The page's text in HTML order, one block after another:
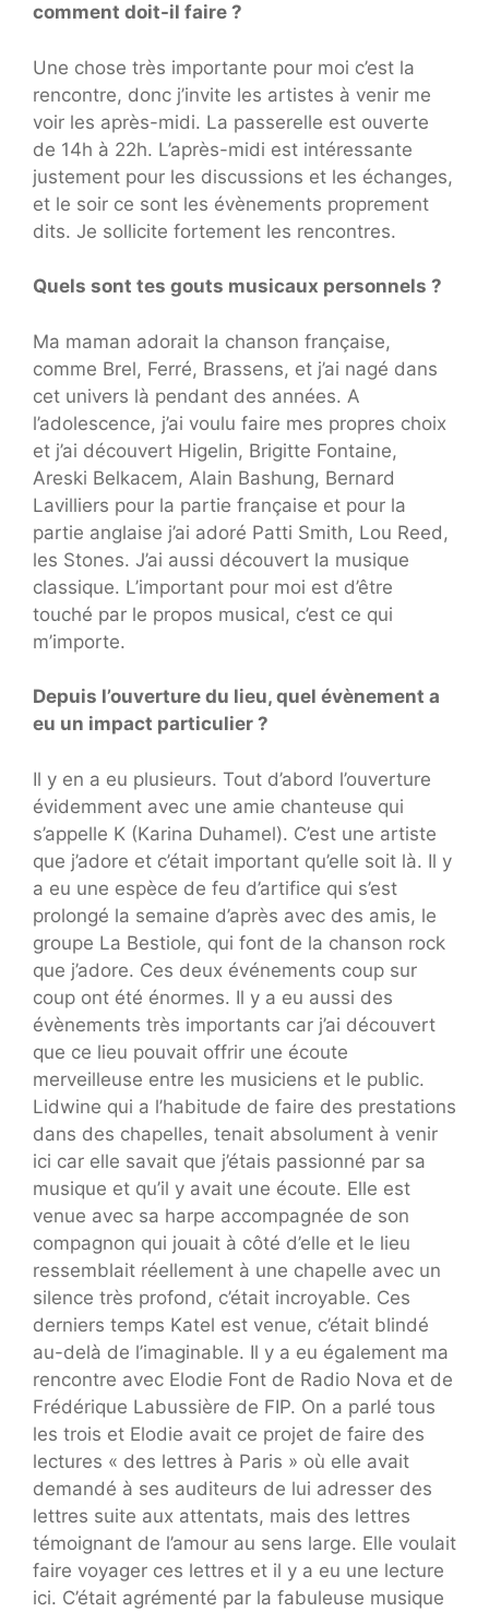
comment doit-il faire ?
Une chose très importante pour moi c’est la
rencontre, donc j’invite les artistes à venir me
voir les après-midi. La passerelle est ouverte
de 14h à 22h. L’après-midi est intéressante
justement pour les discussions et les échanges,
et le soir ce sont les évènements proprement
dits. Je sollicite fortement les rencontres.
Quels sont tes gouts musicaux personnels ?
Ma maman adorait la chanson française,
comme Brel, Ferré, Brassens, et j’ai nagé dans
cet univers là pendant des années. A
l’adolescence, j’ai voulu faire mes propres choix
et j’ai découvert Higelin, Brigitte Fontaine,
Areski Belkacem, Alain Bashung, Bernard
Lavilliers pour la partie française et pour la
partie anglaise j’ai adoré Patti Smith, Lou Reed,
les Stones. J’ai aussi découvert la musique
classique. L’important pour moi est d’être
touché par le propos musical, c’est ce qui
m’importe.
Depuis l’ouverture du lieu, quel évènement a
eu un impact particulier ?
Il y en a eu plusieurs. Tout d’abord l’ouverture
évidemment avec une amie chanteuse qui
s’appelle K (Karina Duhamel). C’est une artiste
que j’adore et c’était important qu’elle soit là. Il y
a eu une espèce de feu d’artifice qui s’est
prolongé la semaine d’après avec des amis, le
groupe La Bestiole, qui font de la chanson rock
que j’adore. Ces deux événements coup sur
coup ont été énormes. Il y a eu aussi des
évènements très importants car j’ai découvert
que ce lieu pouvait offrir une écoute
merveilleuse entre les musiciens et le public.
Lidwine qui a l’habitude de faire des prestations
dans des chapelles, tenait absolument à venir
ici car elle savait que j’étais passionné par sa
musique et qu’il y avait une écoute. Elle est
venue avec sa harpe accompagnée de son
compagnon qui jouait à côté d’elle et le lieu
ressemblait réellement à une chapelle avec un
silence très profond, c’était incroyable. Ces
derniers temps Katel est venue, c’était blindé
au-delà de l’imaginable. Il y a eu également ma
rencontre avec Elodie Font de Radio Nova et de
Frédérique Labussière de FIP. On a parlé tous
les trois et Elodie avait ce projet de faire des
lectures « des lettres à Paris » où elle avait
demandé à ses auditeurs de lui adresser des
lettres suite aux attentats, mais des lettres
témoignant de l’amour au sens large. Elle voulait
faire voyager ces lettres et il y a eu une lecture
ici. C’était agrémenté par la fabuleuse musique